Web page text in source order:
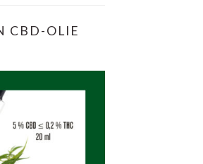
CBD-OLIE